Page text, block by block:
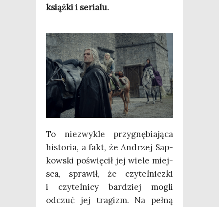
książ­ki i serialu.
To nie­zwy­kle przy­gnę­bia­ją­ca
histo­ria, a fakt, że Andrzej Sap­
kow­ski poświę­cił jej wie­le miej­
sca, spra­wił, że czy­tel­nicz­ki
i czy­tel­ni­cy bar­dziej mogli
odczuć jej tra­gizm. Na peł­ną